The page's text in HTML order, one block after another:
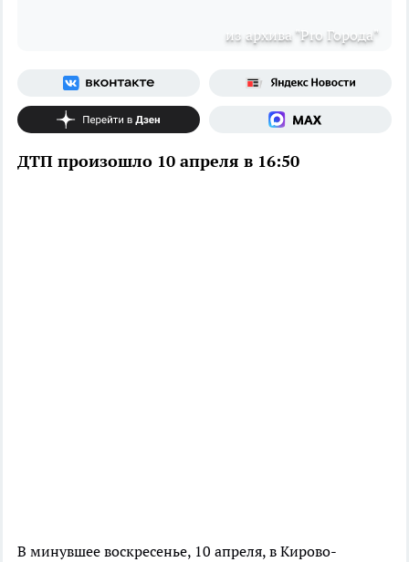
из архива "Pro Города"
ДТП произошло 10 апреля в 16:50
В минувшее воскресенье, 10 апреля, в Кирово-